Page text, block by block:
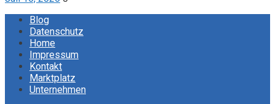
Blog
Datenschutz
Home
Impressum
Kontakt
Marktplatz
Unternehmen